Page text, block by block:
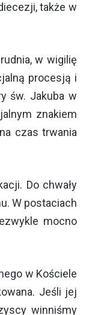
także w
w wigilię
procesją i
św. Jakuba w
znakiem
czas trwania
Do chwały
W postaciach
mocno
w Kościele
Jeśli jej
winniśmy